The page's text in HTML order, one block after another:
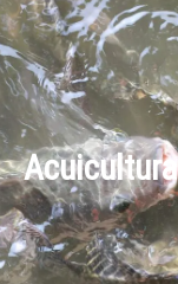
Acuicultura